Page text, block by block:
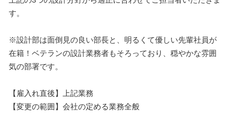
す。
※設計部は面倒見の良い部長と、明るくて優しい先輩社員が
在籍！ベテランの設計業務者もそろっており、穏やかな雰囲
気の部署です。
【雇入れ直後】上記業務
【変更の範囲】会社の定める業務全般